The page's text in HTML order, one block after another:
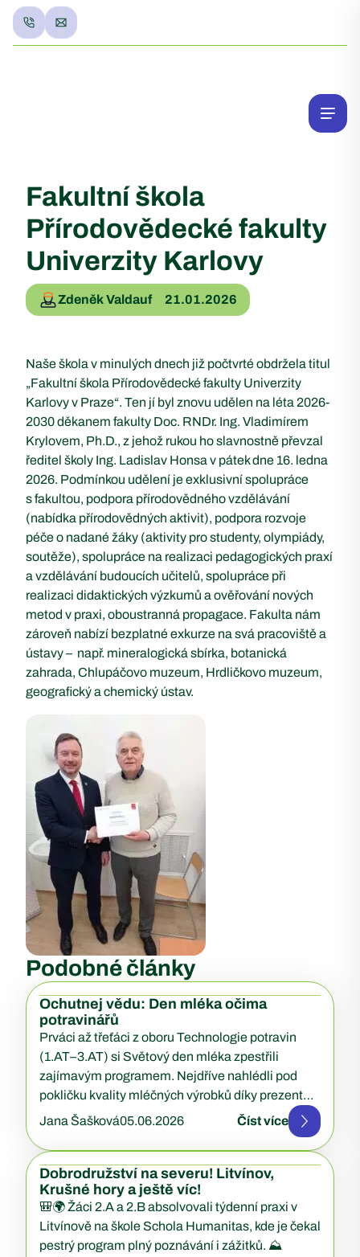
Fakultní škola
Přírodovědecké fakulty
Univerzity Karlovy
Zdeněk Valdauf 21.01.2026
Naše škola v minulých dnech již počtvrté obdržela titul
„Fakultní škola Přírodovědecké fakulty Univerzity
Karlovy v Praze“. Ten jí byl znovu udělen na léta 2026-
2030 děkanem fakulty Doc. RNDr. Ing. Vladimírem
Krylovem, Ph.D., z jehož rukou ho slavnostně převzal
ředitel školy Ing. Ladislav Honsa v pátek dne 16. ledna
2026. Podmínkou udělení je exklusivní spolupráce
s fakultou, podpora přírodovědného vzdělávání
(nabídka přírodovědných aktivit), podpora rozvoje
péče o nadané žáky (aktivity pro studenty, olympiády,
soutěže), spolupráce na realizaci pedagogických praxí
a vzdělávání budoucích učitelů, spolupráce při
realizaci didaktických výzkumů a ověřování nových
metod v praxi, oboustranná propagace. Fakulta nám
zároveň nabízí bezplatné exkurze na svá pracoviště a
ústavy – např. mineralogická sbírka, botanická
zahrada, Chlupáčovo muzeum, Hrdličkovo muzeum,
geografický a chemický ústav.
Podobné články
Ochutnej vědu: Den mléka očima
potravinářů
Prváci až třeťáci z oboru Technologie potravin
(1.AT–3.AT) si Světový den mléka zpestřili
zajímavým programem. Nejdříve nahlédli pod
pokličku kvality mléčných výrobků díky prezentaci
Ing….
Jana Šašková05.06.2026 Číst více
Dobrodružství na severu! Litvínov,
Krušné hory a ještě víc!
🎒🌍 Žáci 2.A a 2.B absolvovali týdenní praxi v
Litvínově na škole Schola Humanitas, kde je čekal
pestrý program plný poznávání i zážitků. ⛰️